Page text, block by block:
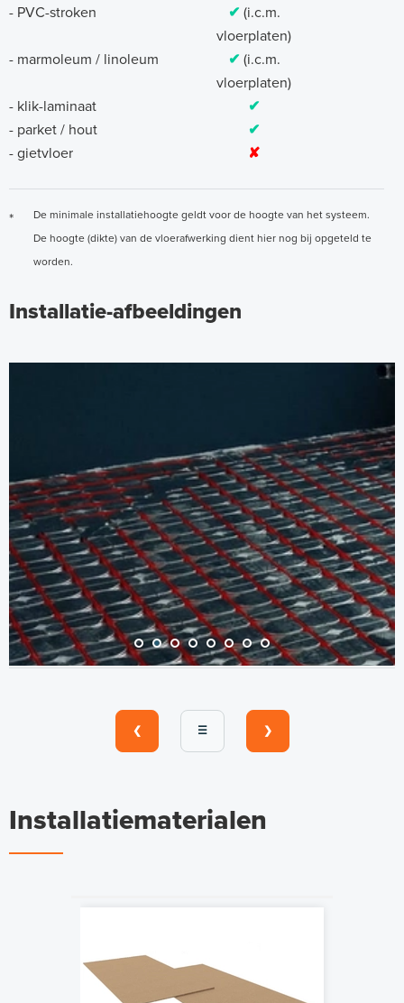
- PVC-stroken
✔ (i.c.m.
vloerplaten)
- marmoleum / linoleum
✔ (i.c.m.
vloerplaten)
- klik-laminaat
✔
- parket / hout
✔
- gietvloer
✘
*
De minimale installatiehoogte geldt voor de hoogte van het systeem.
De hoogte (dikte) van de vloerafwerking dient hier nog bij opgeteld te
worden.
Installatie-afbeeldingen
❮ ☰ ❯
Installatiematerialen